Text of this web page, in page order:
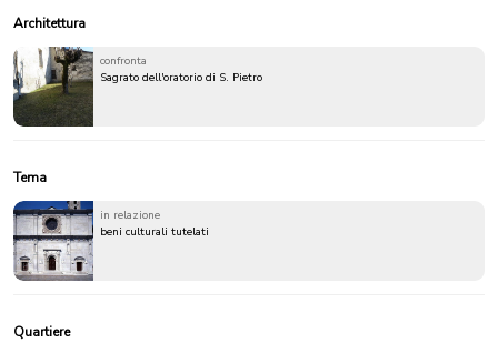
Architettura
confronta
Sagrato dell'oratorio di S. Pietro
Tema
in relazione
beni culturali tutelati
Quartiere